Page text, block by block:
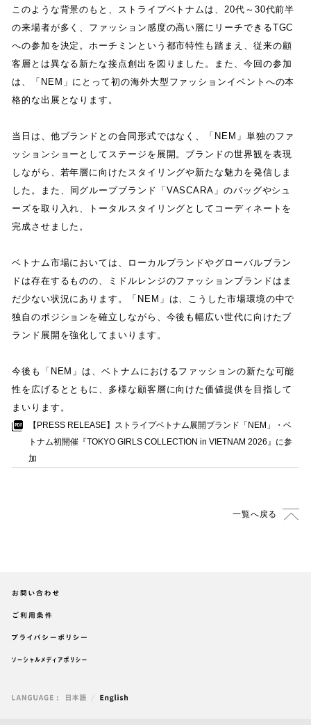
このような背景のもと 、 ストライプベトナムは 、20代～ 30代前半
の来場者が多く 、 ファッション感度の高い層にリーチできるTGC
への参加を決定 。ホーチミンという都市特性も踏まえ 、 従来の顧
客層とは異なる新たな接点創出を図りました 。 また 、 今回の参加
は 、 「 NEM 」 にとって初の海外大型ファッションイベントへの本
格的な出展となります 。
当日は 、 他ブランドとの合同形式ではなく 、 「 NEM 」 単独のファ
ッションショーとしてステージを展開 。 ブランドの世界観を表現
しながら 、 若年層に向けたスタイリングや新たな魅力を発信しま
した 。 また 、 同グループブランド 「 VASCARA 」 のバッグやシュ
ーズを取り入れ、
トータルスタイリングとしてコーディネートを
完成させました 。
ベトナム市場においては 、
ローカルブランドやグローバルブラン
ドは存在するものの、
ミドルレンジのファッションブランドはま
だ少ない状況にあります 。 「 NEM 」 は、 こうした市場環境の中で
独自のポジションを確立しながら 、 今後も幅広い世代に向けたブ
ランド展開を強化してまいります 。
今後も 「 NEM 」 は 、ベトナムにおけるファッションの新たな可能
性を広げるとともに 、 多様な顧客層に向けた価値提供を目指して
まいります 。
【 PRESS RELEASE】 ストライプベトナム展開ブランド 「 NEM 」 ・ ベ
トナム初開催 『TOKYO GIRLS COLLECTION in VIETNAM 2026』 に参
加
一覧へ戻る